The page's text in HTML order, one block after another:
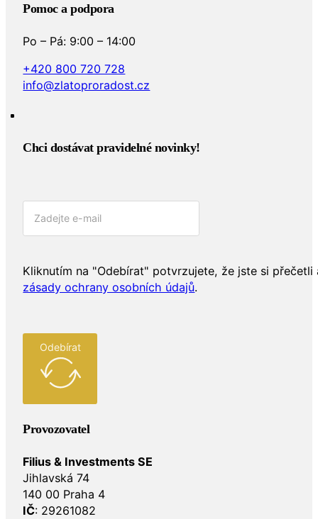
Pomoc a podpora
Po – Pá: 9:00 – 14:00
+420 800 720 728
info@zlatoproradost.cz
Chci dostávat pravidelné novinky!​
Kliknutím na "Odebírat" potvrzujete, že jste si přečetli
zásady ochrany osobních údajů.
Odebírat
Provozovatel
Filius & Investments SE
Jihlavská 74
140 00 Praha 4
IČ: 29261082